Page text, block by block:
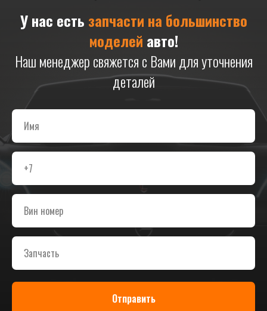
У нас есть запчасти на большинство
моделей авто!
Наш менеджер свяжется с Вами для уточнения
деталей
Отправить